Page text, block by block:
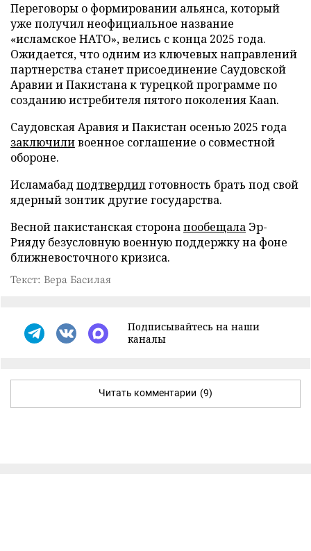
Переговоры о формировании альянса, который
уже получил неофициальное название
«исламское НАТО», велись с конца 2025 года.
Ожидается, что одним из ключевых направлений
партнерства станет присоединение Саудовской
Аравии и Пакистана к турецкой программе по
созданию истребителя пятого поколения Kaan.
Саудовская Аравия и Пакистан осенью 2025 года
заключиливоенное соглашение о совместной
обороне.
Исламабад подтвердилготовность брать под свой
ядерный зонтик другие государства.
Весной пакистанская сторонапообещала Эр-
Рияду безусловную военную поддержку на фоне
ближневосточного кризиса.
Текст: Вера Басилая
Подписывайтесь на наши
каналы
Читать комментарии (9)